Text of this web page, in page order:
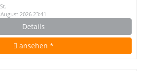
2026 23:41
Details
ansehen *